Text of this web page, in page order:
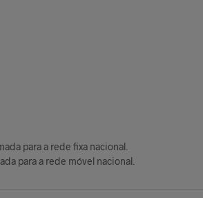
para a rede fixa nacional.
para a rede móvel nacional.